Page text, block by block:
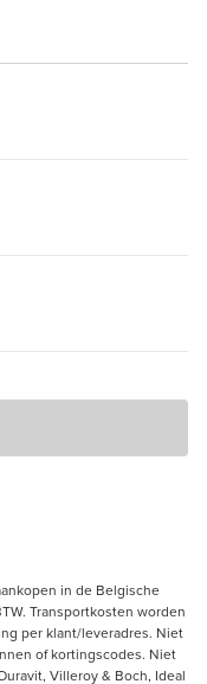
in de Belgische
Transportkosten worden
per klant/leveradres. Niet
of kortingscodes. Niet
Villeroy & Boch, Ideal